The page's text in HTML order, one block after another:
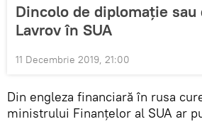
Dincolo de diplomație sau
Lavrov în SUA
11 Decembrie 2019, 21:00
Din engleza financiară în rusa
ministrului Finanțelor al SUA ar